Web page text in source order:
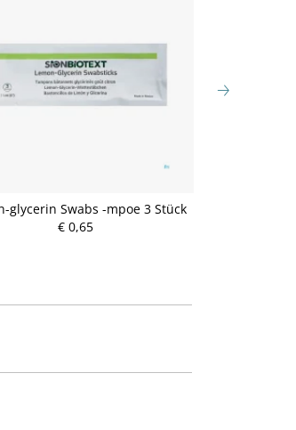
glycerin Swabs -mpoe 3 Stück
€ 0,65